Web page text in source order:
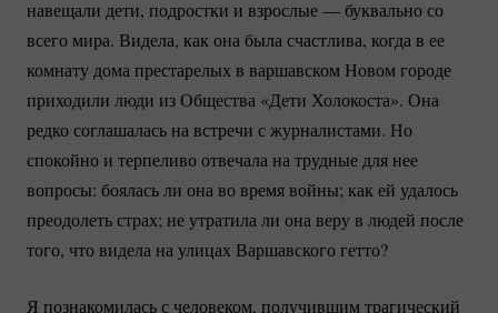
навещали дети, подростки и взрослые — буквально со
всего мира. Видела, как она была счастлива, когда в ее
комнату дома престарелых в варшавском Новом городе
приходили люди из Общества «Дети Холокоста». Она
редко соглашалась на встречи с журналистами. Но
спокойно и терпеливо отвечала на трудные для нее
вопросы: боялась ли она во время войны; как ей удалось
преодолеть страх; не утратила ли она веру в людей после
того, что видела на улицах Варшавского гетто?
Я познакомилась с человеком, получившим трагический